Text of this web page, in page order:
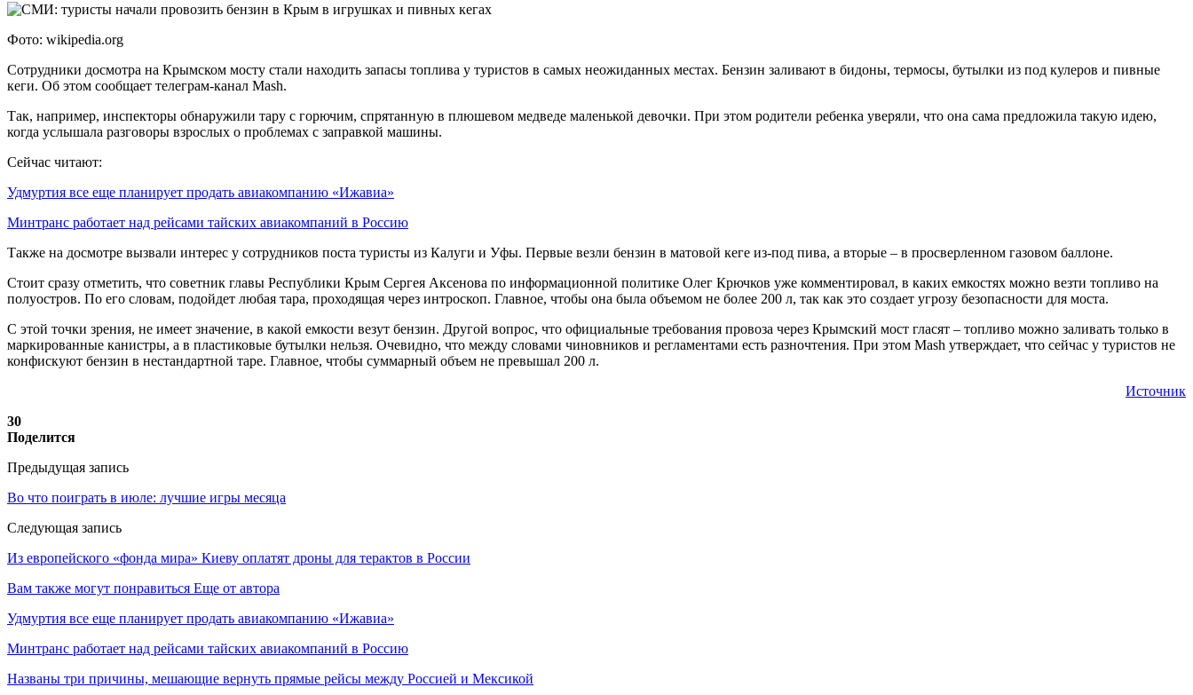
Фото: wikipedia.org
Сотрудники досмотра на Крымском мосту стали находить запасы топлива у туристов в самых неожиданных местах. Бензин заливают в бидоны, термосы, бутылки из под кулеров и пивные
кеги. Об этом сообщает телеграм-канал Mash.
Так, например, инспекторы обнаружили тару с горючим, спрятанную в плюшевом медведе маленькой девочки. При этом родители ребенка уверяли, что она сама предложила такую идею,
когда услышала разговоры взрослых о проблемах с заправкой машины.
Сейчас читают:
Удмуртия все еще планирует продать авиакомпанию «Ижавиа»
Минтранс работает над рейсами тайских авиакомпаний в Россию
Также на досмотре вызвали интерес у сотрудников поста туристы из Калуги и Уфы. Первые везли бензин в матовой кеге из-под пива, а вторые – в просверленном газовом баллоне.
Стоит сразу отметить, что советник главы Республики Крым Сергея Аксенова по информационной политике Олег Крючков уже комментировал, в каких емкостях можно везти топливо на
полуостров. По его словам, подойдет любая тара, проходящая через интроскоп. Главное, чтобы она была объемом не более 200 л, так как это создает угрозу безопасности для моста.
С этой точки зрения, не имеет значение, в какой емкости везут бензин. Другой вопрос, что официальные требования провоза через Крымский мост гласят – топливо можно заливать только в
маркированные канистры, а в пластиковые бутылки нельзя. Очевидно, что между словами чиновников и регламентами есть разночтения. При этом Mash утверждает, что сейчас у туристов не
конфискуют бензин в нестандартной таре. Главное, чтобы суммарный объем не превышал 200 л.
Источник
30
Поделится
Предыдущая запись
Во что поиграть в июле: лучшие игры месяца
Следующая запись
Из европейского «фонда мира» Киеву оплатят дроны для терактов в России
Вам также могут понравиться Еще от автора
Удмуртия все еще планирует продать авиакомпанию «Ижавиа»
Минтранс работает над рейсами тайских авиакомпаний в Россию
Названы три причины, мешающие вернуть прямые рейсы между Россией и Мексикой